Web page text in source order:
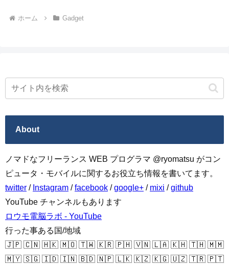
ホーム Gadget
About
ノマドなフリーランス WEB プログラマ @ryomatsu がコン
ピュータ・モバイルに関するお役立ち情報を書いてます。
twitter / Instagram /facebook /google+ / mixi /github
YouTube チャンネルもあります
ロウモ電脳ラボ - YouTube
行った事ある国/地域
🇯🇵 🇨🇳 🇭🇰 🇲🇴 🇹🇼 🇰🇷 🇵🇭 🇻🇳 🇱🇦 🇰🇭 🇹🇭 🇲🇲
🇲🇾 🇸🇬 🇮🇩 🇮🇳 🇧🇩 🇳🇵 🇱🇰 🇰🇿 🇰🇬 🇺🇿 🇹🇷 🇵🇹